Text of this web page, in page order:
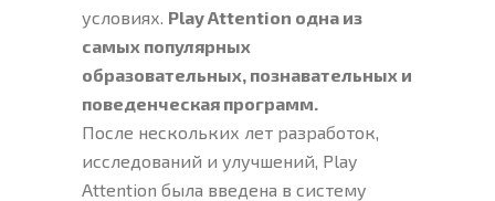
условиях. Play Attention одна из
самых популярных
образовательных, познавательных и
поведенческая программ.
После нескольких лет разработок,
исследований и улучшений, Play
Attention была введена в систему